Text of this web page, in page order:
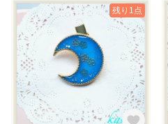
残り1点